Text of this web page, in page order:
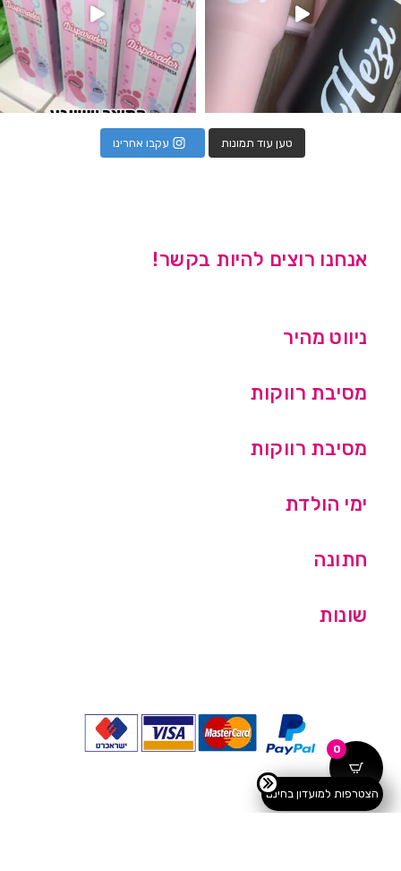
טען עוד תמונות עקבו אחרינו
אנחנו רוצים להיות בקשר!
ניווט מהיר
מסיבת רווקות
מסיבת רווקות
ימי הולדת
חתונה
שונות
0
הצטרפות למועדון בחינם